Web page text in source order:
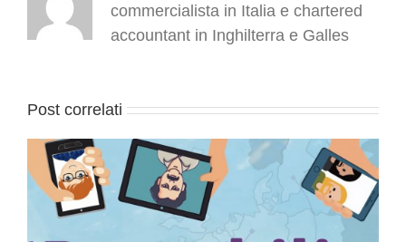
commercialista in Italia e chartered
accountant in Inghilterra e Galles
Post correlati